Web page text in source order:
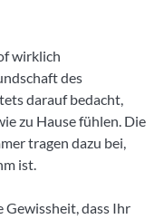
wirklich
des
darauf bedacht,
zu Hause fühlen. Die
tragen dazu bei,
ist.
Gewissheit, dass Ihr